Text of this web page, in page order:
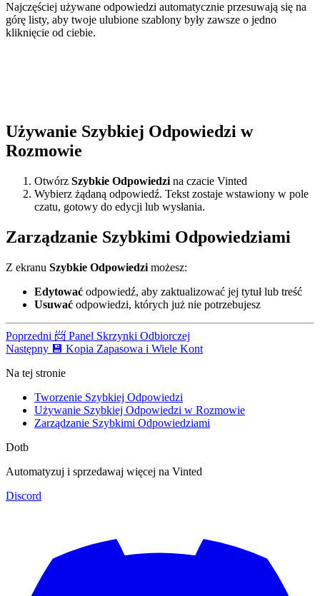
Najczęściej używane odpowiedzi automatycznie przesuwają się na
górę listy, aby twoje ulubione szablony były zawsze o jedno
kliknięcie od ciebie.
Używanie Szybkiej Odpowiedzi w
Rozmowie
Otwórz Szybkie Odpowiedzi na czacie Vinted
Wybierz żądaną odpowiedź. Tekst zostaje wstawiony w pole
czatu, gotowy do edycji lub wysłania.
Zarządzanie Szybkimi Odpowiedziami
Z ekranu Szybkie Odpowiedzi możesz:
Edytować odpowiedź, aby zaktualizować jej tytuł lub treść
Usuwać odpowiedzi, których już nie potrzebujesz
Poprzedni 📨 Panel Skrzynki Odbiorczej
Następny 💾 Kopia Zapasowa i Wiele Kont
Na tej stronie
Tworzenie Szybkiej Odpowiedzi
Używanie Szybkiej Odpowiedzi w Rozmowie
Zarządzanie Szybkimi Odpowiedziami
Dotb
Automatyzuj i sprzedawaj więcej na Vinted
Discord